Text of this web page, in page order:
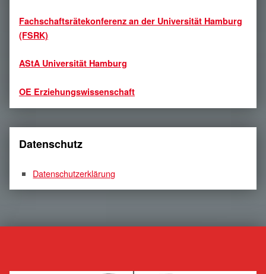
Fachschaftsrätekonferenz an der Universität Hamburg
(FSRK)
AStA Universität Hamburg
OE Erziehungswissenschaft
Datenschutz
Datenschutzerklärung